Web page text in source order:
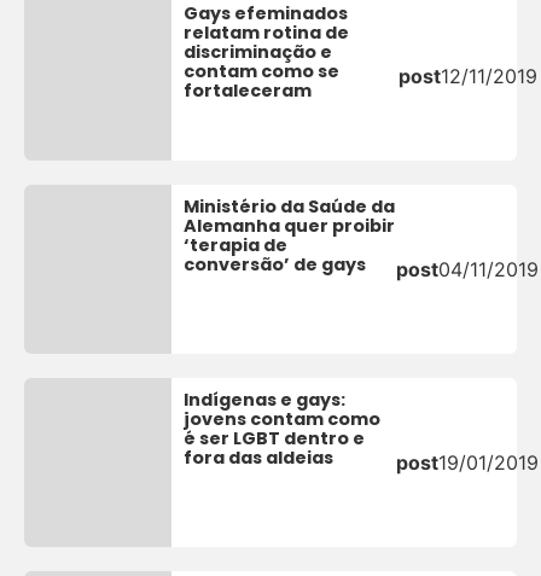
Gays efeminados
relatam rotina de
discriminação e
contam como se
fortaleceram
post12/11/2019
Ministério da Saúde da
Alemanha quer proibir
‘terapia de
conversão’ de gays
post04/11/2019
Indígenas e gays:
jovens contam como
é ser LGBT dentro e
fora das aldeias
post19/01/2019